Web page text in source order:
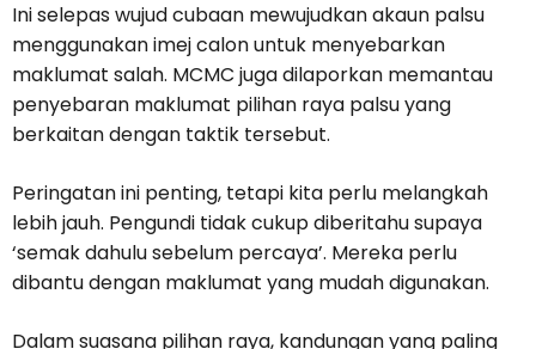
Ini selepas wujud cubaan mewujudkan akaun palsu
menggunakan imej calon untuk menyebarkan
maklumat salah. MCMC juga dilaporkan memantau
penyebaran maklumat pilihan raya palsu yang
berkaitan dengan taktik tersebut.
Peringatan ini penting, tetapi kita perlu melangkah
lebih jauh. Pengundi tidak cukup diberitahu supaya
‘semak dahulu sebelum percaya’. Mereka perlu
dibantu dengan maklumat yang mudah digunakan.
Dalam suasana pilihan raya, kandungan yang paling